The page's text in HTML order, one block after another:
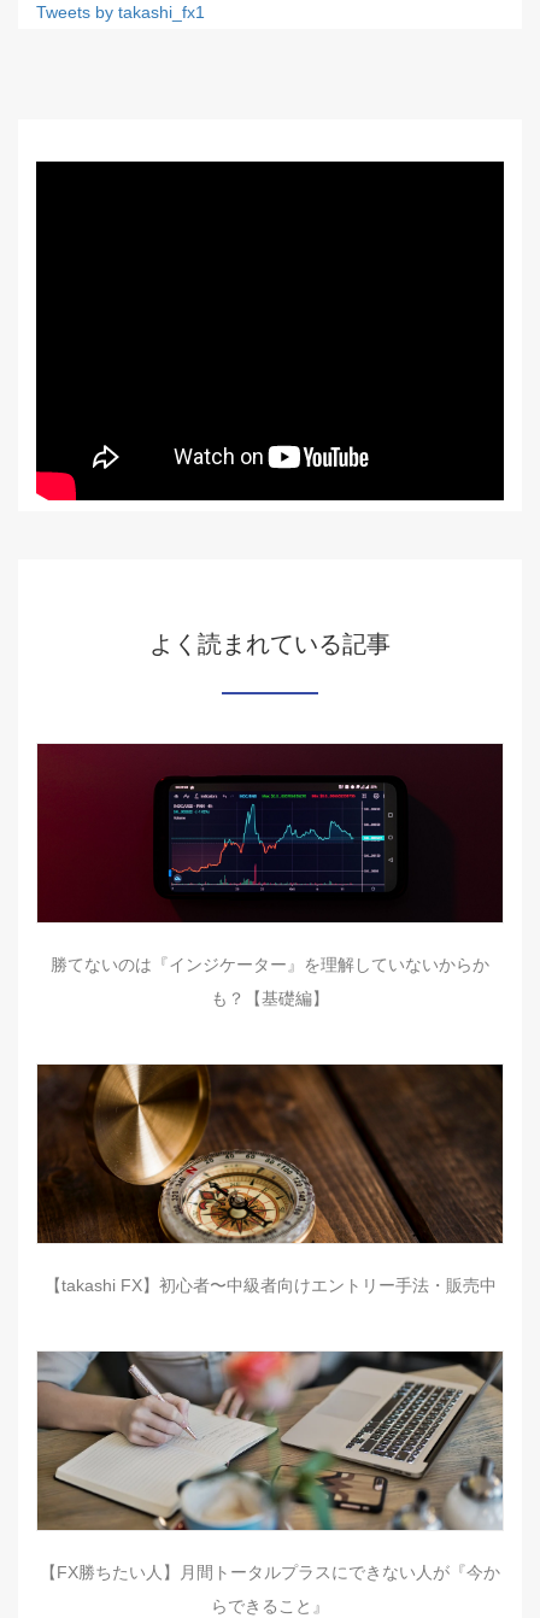
Tweets by takashi_fx1
よく読まれている記事
勝てないのは『インジケーター』を理解していないからか
も？【基礎編】
【takashi FX】初心者〜中級者向けエントリー手法・販売中
【FX勝ちたい人】月間トータルプラスにできない人が『今か
らできること』